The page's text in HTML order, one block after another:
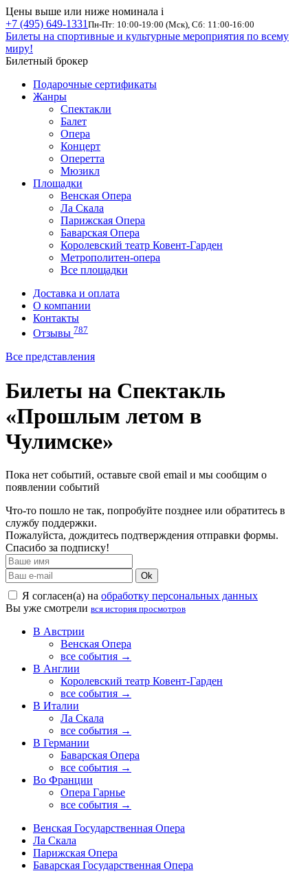
Цены выше или ниже номинала i
+7 (495) 649-1331 Пн-Пт: 10:00-19:00 (Мск), Сб: 11:00-16:00
Билеты на спортивные и культурные мероприятия по всему
миру!
Билетный брокер
Подарочные сертификаты
Жанры
Спектакли
Балет
Опера
Концерт
Оперетта
Мюзикл
Площадки
Венская Опера
Ла Скала
Парижская Опера
Баварская Опера
Королевский театр Ковент-Гарден
Метрополитен-опера
Все площадки
Доставка и оплата
О компании
Контакты
Отзывы 787
Все представления
Билеты на Спектакль
«Прошлым летом в
Чулимске»
Пока нет событий, оставьте свой email и мы сообщим о
появлении событий
Что-то пошло не так, попробуйте позднее или обратитесь в
службу поддержки.
Пожалуйста, дождитесь подтверждения отправки формы.
Спасибо за подписку!
Ok
Я согласен(а) на обработку персональных данных
Вы уже смотрели вся история просмотров
В Австрии
Венская Опера
все события →
В Англии
Королевский театр Ковент-Гарден
все события →
В Италии
Ла Скала
все события →
В Германии
Баварская Опера
все события →
Во Франции
Опера Гарнье
все события →
Венская Государственная Опера
Ла Скала
Парижская Опера
Баварская Государственная Опера